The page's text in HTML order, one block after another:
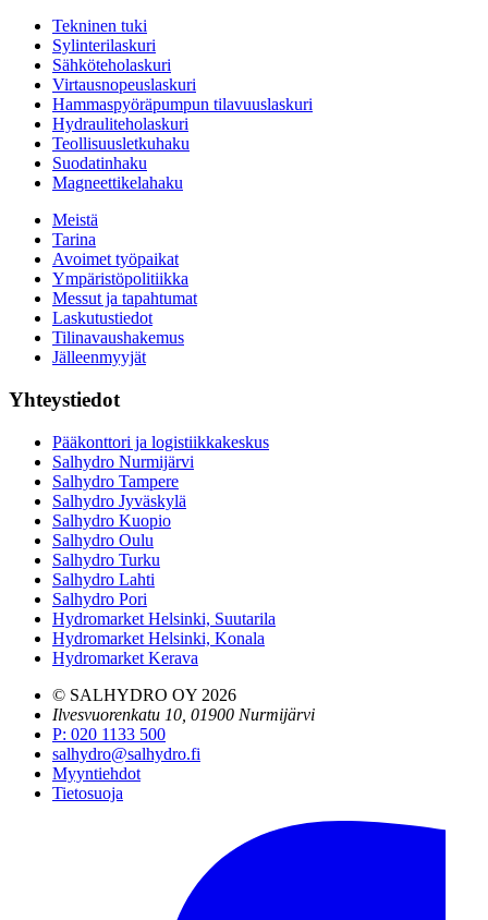
Tekninen tuki
Sylinterilaskuri
Sähköteholaskuri
Virtausnopeuslaskuri
Hammaspyöräpumpun tilavuuslaskuri
Hydrauliteholaskuri
Teollisuusletkuhaku
Suodatinhaku
Magneettikelahaku
Meistä
Tarina
Avoimet työpaikat
Ympäristöpolitiikka
Messut ja tapahtumat
Laskutustiedot
Tilinavaushakemus
Jälleenmyyjät
Yhteystiedot
Pääkonttori ja logistiikkakeskus
Salhydro Nurmijärvi
Salhydro Tampere
Salhydro Jyväskylä
Salhydro Kuopio
Salhydro Oulu
Salhydro Turku
Salhydro Lahti
Salhydro Pori
Hydromarket Helsinki, Suutarila
Hydromarket Helsinki, Konala
Hydromarket Kerava
© SALHYDRO OY 2026
Ilvesvuorenkatu 10, 01900 Nurmijärvi
P: 020 1133 500
salhydro@salhydro.fi
Myyntiehdot
Tietosuoja